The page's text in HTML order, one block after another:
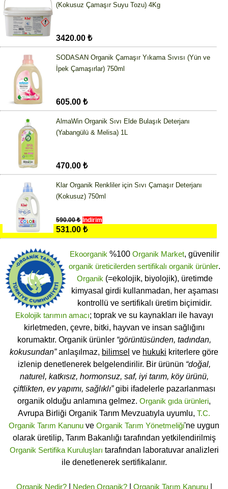
(Kokusuz Çamaşır Suyu Tozu) 4Kg
3420.00 ₺
SODASAN Organik Çamaşır Yıkama Sıvısı (Yün ve
İpek Çamaşırlar) 750ml
605.00 ₺
AlmaWin Organik Sıvı Elde Bulaşık Deterjanı
(Yabangülü & Melisa) 1L
470.00 ₺
Klar Organik Renkliler için Sıvı Çamaşır Deterjanı
(Kokusuz) 750ml
590.00 ₺ İndirim
531.00 ₺
Ekoorganik %100 Organik Market, güvenilir
organik üreticilerden sertifikalı organik ürünler.
Organik (=ekolojik, biyolojik), üretimde
kimyasal girdi kullanmadan, her aşaması
kontrollü ve sertifikalı üretim biçimidir.
Ekolojik tarımın amacı; toprak ve su kaynakları ile havayı
kirletmeden, çevre, bitki, hayvan ve insan sağlığını
korumaktır. Organik ürünler “görüntüsünden, tadından,
kokusundan”anlaşılmaz, bilimsel ve hukuki kriterlere göre
izlenip denetlenerek belgelendirilir. Bir ürünün “doğal,
naturel, katkısız, hormonsuz, saf, iyi tarım, köy ürünü,
çiftlikten, ev yapımı, sağlıklı”gibi ifadelerle pazarlanması
organik olduğu anlamına gelmez. Organik gıda ürünleri,
Avrupa Birliği Organik Tarım Mevzuatıyla uyumlu, T.C.
Organik Tarım Kanunu ve Organik Tarım Yönetmeliği'ne uygun
olarak üretilip, Tarım Bakanlığı tarafından yetkilendirilmiş
Organik Sertifika Kuruluşları tarafından laboratuvar analizleri
ile denetlenerek sertifikalanır.
Organik Nedir?| Neden Organik?| Organik Tarım Kanunu|